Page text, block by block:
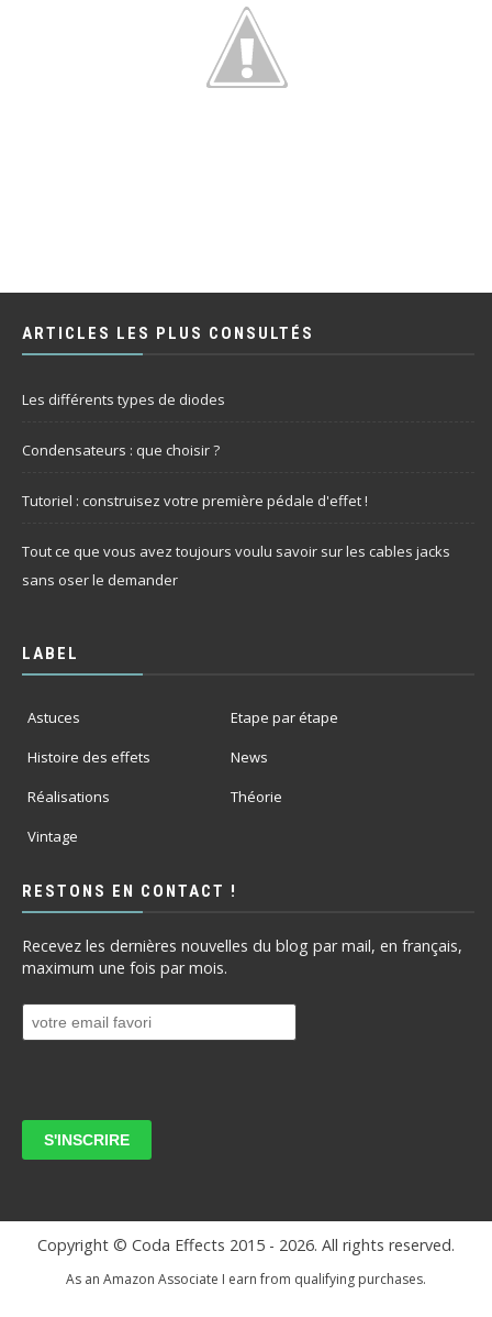
ARTICLES LES PLUS CONSULTÉS
Les différents types de diodes
Condensateurs : que choisir ?
Tutoriel : construisez votre première pédale d'effet !
Tout ce que vous avez toujours voulu savoir sur les cables jacks
sans oser le demander
LABEL
Astuces
Etape par étape
Histoire des effets
News
Réalisations
Théorie
Vintage
RESTONS EN CONTACT !
Recevez les dernières nouvelles du blog par mail, en français,
maximum une fois par mois.
Copyright © Coda Effects 2015 - 2026. All rights reserved.
As an Amazon Associate I earn from qualifying purchases.